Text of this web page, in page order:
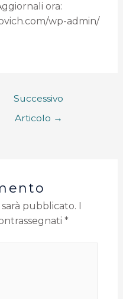
ora:
wp-admin/
Successivo
Articolo →
pubblicato. I
*